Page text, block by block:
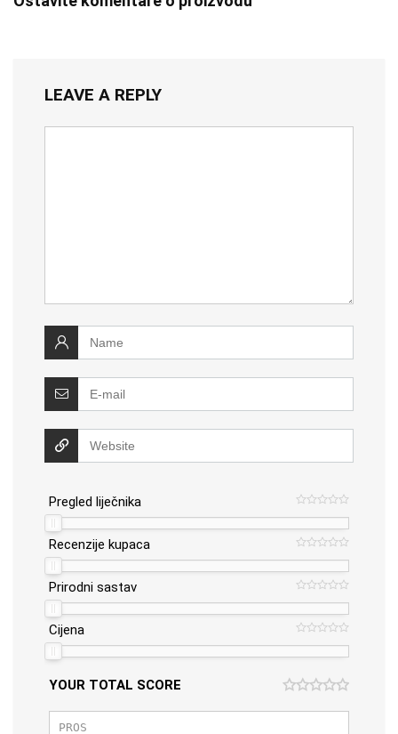
LEAVE A REPLY
Pregled liječnika
Recenzije kupaca
Prirodni sastav
Cijena
YOUR TOTAL SCORE